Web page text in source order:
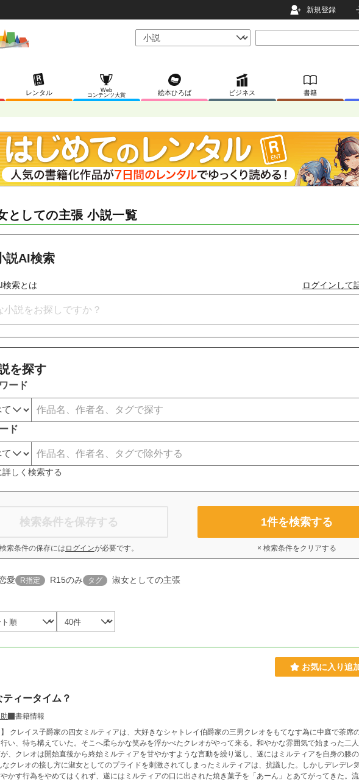
新規登録
レンタル
Web
コンテンツ大賞
絵本ひろば ビジネス 書籍
としての主張 小説一覧
説AI検索
検索とは ログインして
を探す
ード
ド
しく検索する
検索条件を保存する
検索条件の保存には ログインが必要です。
1件を検索する
× 検索条件をクリアする
愛 R指定 R15のみ タグ 淑女としての主張
お気に入り追
ィータイム？
書籍情報
】 クレイス子爵家の四女ミルティアは、大好きなシャトレイ伯爵家の三男クレオをもてなす為に中庭で茶席
い、待ち構えていた。そこへ柔らかな笑みを浮かべたクレオがやって来る。和やかな雰囲気で始まった二
、クレオは開始直後から終始ミルティアを甘やかすような言動を繰り返し、遂にはミルティアを自身の膝
なクレオの接し方に淑女としてのプライドを刺激されてしまったミルティアは、抗議した。しかしデレデレ
かす行為をやめてはくれず、遂にはミルティアの口に出された焼き菓子を「あーん」とあてがってきた。